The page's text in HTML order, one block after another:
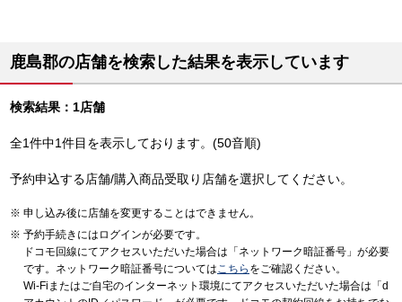
鹿島郡の店舗を検索した結果を表示しています
検索結果：1店舗
全1件中1件目を表示しております。(50音順)
予約申込する店舗/購入商品受取り店舗を選択してください。
申し込み後に店舗を変更することはできません。
予約手続きにはログインが必要です。
ドコモ回線にてアクセスいただいた場合は「ネットワーク暗証番号」が必要
です。ネットワーク暗証番号についてはこちら をご確認ください。
Wi-Fiまたはご自宅のインターネット環境にてアクセスいただいた場合は「d